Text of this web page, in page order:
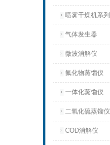
喷雾干燥机系列
气体发生器
微波消解仪
氟化物蒸馏仪
一体化蒸馏仪
二氧化硫蒸馏仪
COD消解仪